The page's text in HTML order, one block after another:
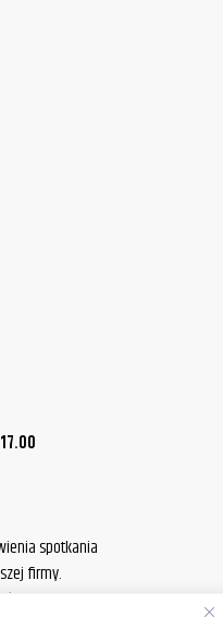
spotkania
firmy.
dogodny termin.